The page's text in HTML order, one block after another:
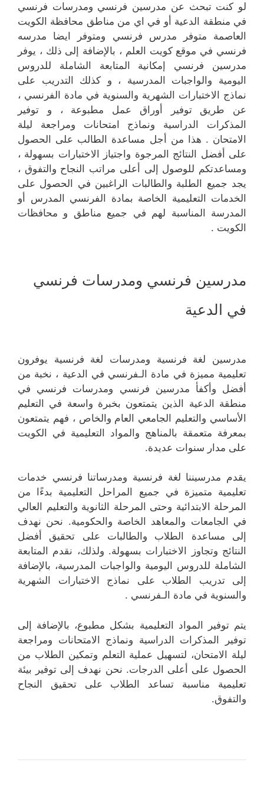
لو كنت تبحث عن مدرسين فرنسي ومدرسات فرنسي
في منطقة الدعية أو في اي من مناطق محافظة الكويت
العاصمة متوفر مدرس فرنسي ومتوفر ايضا مدرسه
فرنسي في موقع كويت العلم ، بالإضافة إلى ذلك ، يوفر
مدرسين فرنسي إمكانية المتابعة الشاملة للدروس
اليومية والواجبات المدرسية ، و كذلك التدريب على
نماذج الاختبارات الشهرية والسنوية في مادة الفرنسي ،
عن طريق توفير أوراق عمل مطبوعة ، و توفير
المذكرات الدراسية ونماذج امتحانات ومراجعة ليلة
الامتحان . هذا من أجل مساعدة الطالب على الحصول
على أفضل النتائج المرجوة واجتياز الاختبارات بسهولة ،
ومساعدتكم للوصول إلى أعلى مراتب النجاح والتفوق ،
يجد جميع الطلبة والطالبات الراغبين في الحصول على
الخدمات التعليمية الخاصة بمادة الفرنسي المدرس أو
المدرسة المناسبة لهم في جميع مناطق و محافظات
الكويت .
مدرسين فرنسي ومدرسات فرنسي
في الدعية
مدرسين لغة فرنسية ومدرسات لغة فرنسية يوفرون
تعليمية مميزة في مادة الـفرنسي في الدعية ، نخبة من
أفضل وأكفأ مدرسين فرنسي ومدرسات فرنسي في
منطقة الدعية الذين يتمتعون بخبرة واسعة في التعليم
الأساسي والتعليم الجامعي العام والخاص ، فهم يتمتعون
بمعرفة متعمقة بالمناهج والمواد التعليمية في الكويت
على مدار سنوات عديدة.
يقدم مدرسيننا لغة فرنسية ومدرساتنا فرنسي خدمات
تعليمية متميزة في جميع المراحل التعليمية بدءًا من
المرحلة الابتدائية وحتى المرحلة الثانوية والتعليم العالي
في الجامعات والمعاهد الخاصة والحكومية. نحن نهدف
إلى مساعدة الطلاب والطالبات على تحقيق أفضل
النتائج وتجاوز الاختبارات بسهولة. ولذلك، نقدم المتابعة
الشاملة للدروس اليومية والواجبات المدرسية، بالإضافة
إلى تدريب الطلاب على نماذج الاختبارات الشهرية
والسنوية في مادة الـفرنسي .
يتم توفير المواد التعليمية بشكل مطبوع، بالإضافة إلى
توفير المذكرات الدراسية ونماذج الامتحانات ومراجعة
ليلة الامتحان، لتسهيل عملية التعلم وتمكين الطلاب من
الحصول على أعلى الدرجات. نحن نهدف إلى توفير بيئة
تعليمية مناسبة تساعد الطلاب على تحقيق النجاح
والتفوق.